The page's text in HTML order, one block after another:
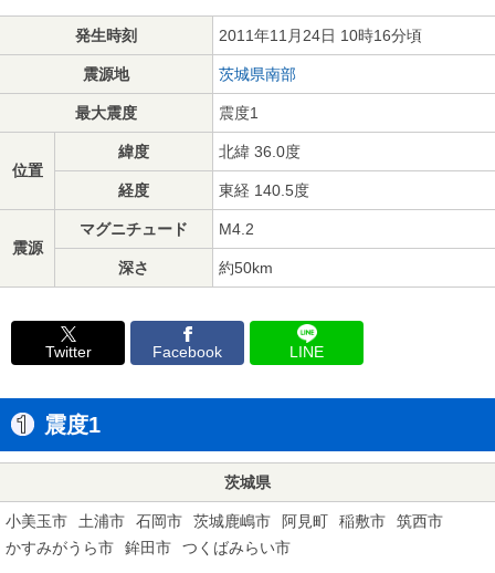
発生時刻 2011年11月24日 10時16分頃
震源地 茨城県南部
最大震度 震度1
位置
緯度 北緯 36.0度
経度 東経 140.5度
震源
マグニチュード M4.2
深さ 約50km
Twitter Facebook LINE
震度1
茨城県
小美玉市 土浦市 石岡市 茨城鹿嶋市 阿見町 稲敷市
筑西市
かすみがうら市
鉾田市 つくばみらい市